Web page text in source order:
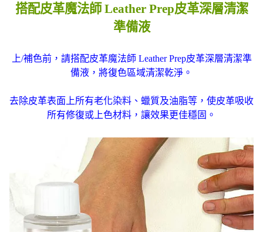
搭配皮革魔法師 Leather Prep皮革深層清潔
準備液
上/補色前，請搭配皮革魔法師 Leather Prep皮革深層清潔準
備液，將復色區域清潔乾淨。
去除皮革表面上所有老化染料、蠟質及油脂等，使皮革吸收
所有修復或上色材料，讓效果更佳穩固。